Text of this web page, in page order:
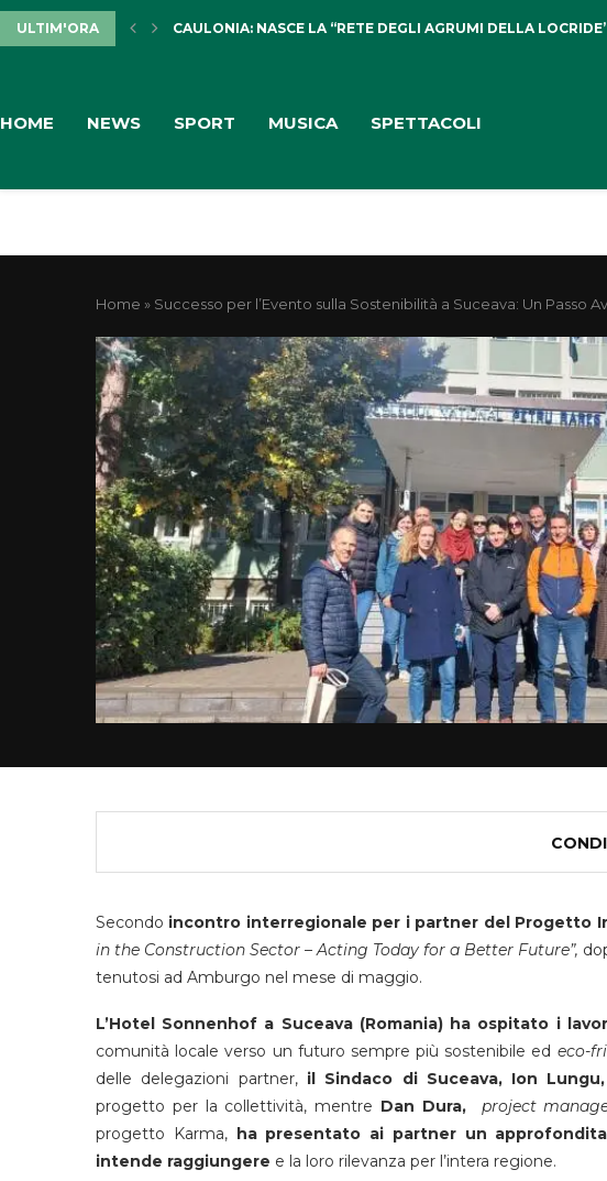
ULTIM'ORA CAULONIA: NASCE LA “RETE DEGLI AGRUMI DELLA
HOME NEWS SPORT MUSICA SPETTACOLI
Home » Successo per l’Evento sulla Sostenibilità a Suceava: Un Passo
Secondo incontro interregionale per i partner del Progetto
in the Construction Sector – Acting Today for a Better Future”,
tenutosi ad Amburgo nel mese di maggio.
L’Hotel Sonnenhof a Suceava (Romania) ha ospitato i
comunità locale verso un futuro sempre più sostenibile ed eco-
delle delegazioni partner,il Sindaco di Suceava, Ion
progetto per la collettività, mentre Dan Dura, project
progetto Karma,ha presentato ai partner un
intende raggiungere e la loro rilevanza per l’intera regione.